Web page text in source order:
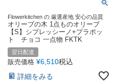
Flowerkitchen の 厳選産地 安心の品質
オリーブの木 1点ものオリーブ
【S】シプレッシーノ+プラポッ
ト チョコ 一点物 FKTK
翌日配達
販売価格 ¥6,510税込
詳細をみる